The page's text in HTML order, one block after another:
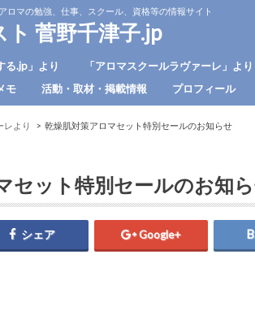
ロマの勉強、仕事、スクール、資格等の情報サイト
菅野千津子.jp
る.jp」より 「アロマスクールラヴァーレ」より
モ
活動・取材・掲載情報 プロフィール
レより 乾燥肌対策アロマセット特別セールのお知らせ
セット特別セールのお知
シェア Google+